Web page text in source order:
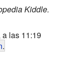
Kiddle.
las 11:19
.